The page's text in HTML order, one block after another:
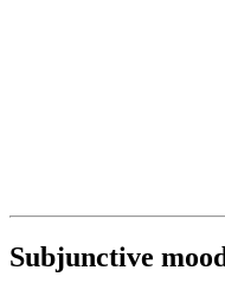
Subjunctive mood